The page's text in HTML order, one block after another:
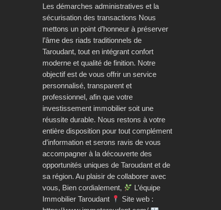
Les démarches administratives et la
sécurisation des transactions Nous
mettons un point d’honneur à préserver
l’âme des riads traditionnels de
Taroudant, tout en intégrant confort
moderne et qualité de finition. Notre
objectif est de vous offrir un service
personnalisé, transparent et
professionnel, afin que votre
investissement immobilier soit une
réussite durable. Nous restons à votre
entière disposition pour tout complément
d’information et serons ravis de vous
accompagner à la découverte des
opportunités uniques de Taroudant et de
sa région. Au plaisir de collaborer avec
vous, Bien cordialement,
L’équipe
Immobilier Taroudant
Site web :